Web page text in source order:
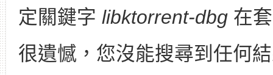
定關鍵字 libktorrent-dbg 在
很遺憾，您沒能搜尋到任何